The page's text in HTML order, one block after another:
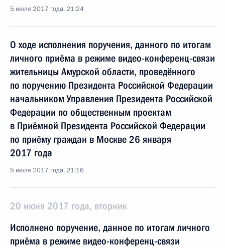
5 июля 2017 года, 21:24
О ходе исполнения поручения, данного по итогам
личного приёма в режиме видео-конференц-связи
жительницы Амурской области, проведённого
по поручению Президента Российской Федерации
начальником Управления Президента Российской
Федерации по общественным проектам
в Приёмной Президента Российской Федерации
по приёму граждан в Москве 26 января
2017 года
5 июля 2017 года, 21:16
20 июня 2017 года, вторник
Исполнено поручение, данное по итогам личного
приёма в режиме видео-конференц-связи